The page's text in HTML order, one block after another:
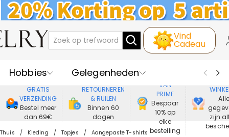
Vind
Cadeau
Hobbies
Gelegenheden
Recipienten
Best Verkochte
Nieuwe
Juwelen
GRATIS
VERZENDING
Bestel meer
dan 69€
RETOURNEREN
& RUILEN
Binnen 60
dagen
VAN
PRIME
Bespaar
10% op
elke
bestelling
Alle
zijn
Thuis Kleding Topjes Aangepaste T-shirts